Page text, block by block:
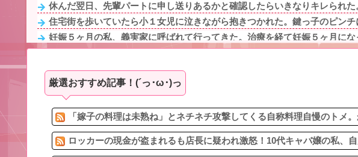
休んだ翌日、先輩パートに申し送りあるかと確認したらいきなりキレられた
住宅街を歩いていたら小１女児に泣きながら抱きつかれた。鍵っ子のピンチ
妊娠５ヶ月の私、義実家に呼ばれて行ってきた。治療を経て妊娠５ヶ月にな
ウトメに卵入りのお菓子などを食べさせられた息子が入院。ウトメ『好き嫌
朝6時くらいに軽く目覚めると起きて横に居た妻がスキンシップをとってくる
旦那との出会いは親にも言っていない。私は元キャバ嬢で旦那は元ボーイ
16歳の娘が外見ばかり気にする。バイキン入ってるからしばらくカラコン
厳選おすすめ記事！(´っ･ω･)っ
「嫁子の料理は未熟ね」とネチネチ攻撃してくる自称料理自慢のトメ
ロッカーの現金が盗まれるも店長に疑われ激怒！10代キャバ嬢の私、